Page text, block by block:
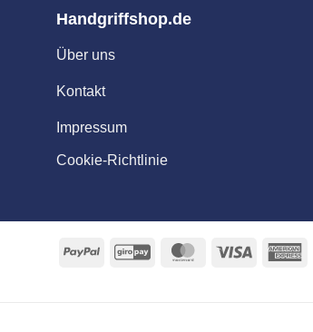
Handgriffshop.de
Über uns
Kontakt
Impressum
Cookie-Richtlinie
PayPal GiroPay MasterCard
Visa